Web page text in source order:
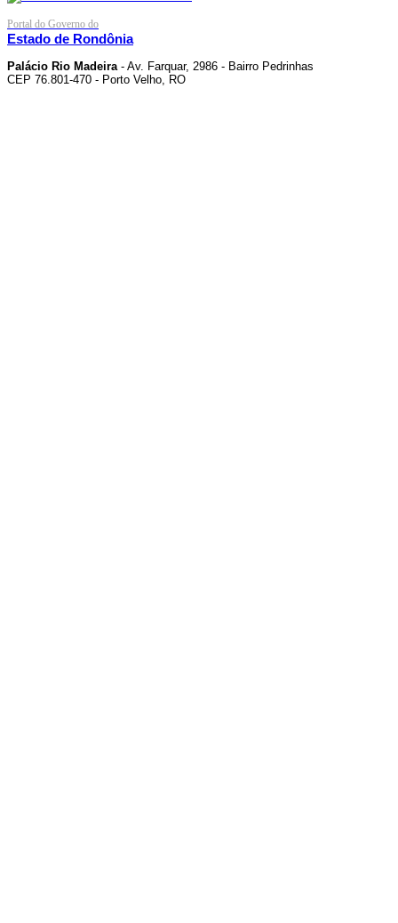
Portal do Governo do
Estado de Rondônia
Palácio Rio Madeira - Av. Farquar, 2986 - Bairro Pedrinhas
CEP 76.801-470 - Porto Velho, RO